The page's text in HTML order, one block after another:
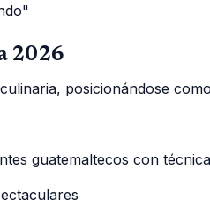
2026
posicionándose
guatemaltecos con